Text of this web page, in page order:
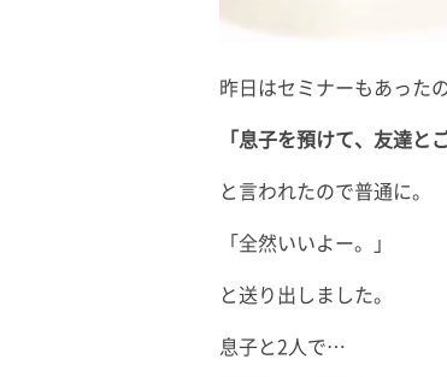
昨日はセミナーもあった
「息子を預けて、友達と
と言われたので普通に。
「全然いいよー。」
と送り出しました。
息子と2人で…